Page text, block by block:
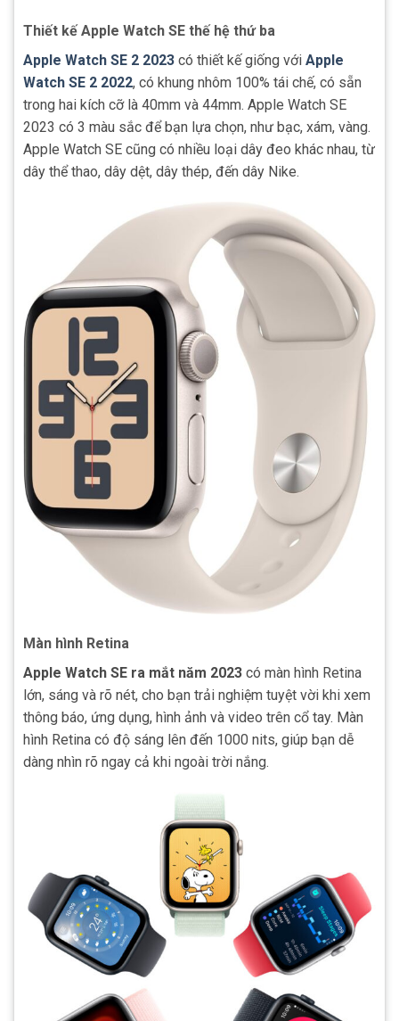
Thiết kế Apple Watch SE thế hệ thứ ba
Apple Watch SE 2 2023 có thiết kế giống với Apple
Watch SE 2 2022, có khung nhôm 100% tái chế, có sẵn
trong hai kích cỡ là 40mm và 44mm. Apple Watch SE
2023 có 3 màu sắc để bạn lựa chọn, như bạc, xám, vàng.
Apple Watch SE cũng có nhiều loại dây đeo khác nhau, từ
dây thể thao, dây dệt, dây thép, đến dây Nike.
Màn hình Retina
Apple Watch SE ra mắt năm 2023 có màn hình Retina
lớn, sáng và rõ nét, cho bạn trải nghiệm tuyệt vời khi xem
thông báo, ứng dụng, hình ảnh và video trên cổ tay. Màn
hình Retina có độ sáng lên đến 1000 nits, giúp bạn dễ
dàng nhìn rõ ngay cả khi ngoài trời nắng.